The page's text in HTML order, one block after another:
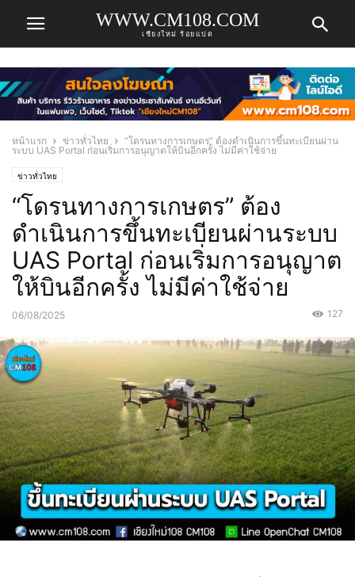
WWW.CM108.COM
เชียงใหม่ ร้อยแปด
หน้าแรก ข่าวทั่วไทย
“โดรนทางการเกษตร” ต้องดำเนินการขึ้นทะเบียนผ่าน
ระบบ UAS Portal ก่อนเริ่มการอนุญาตให้บินอีกครั้ง ไม่มีค่าใช้จ่าย
ข่าวทั่วไทย
“โดรนทางการเกษตร” ต้อง
ดำเนินการขึ้นทะเบียนผ่านระบบ
UAS Portal ก่อนเริ่มการอนุญาต
ให้บินอีกครั้ง ไม่มีค่าใช้จ่าย
06/08/2025 127